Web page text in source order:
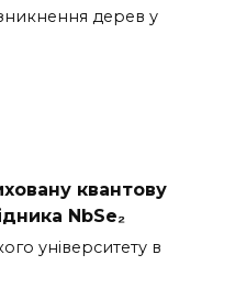
дерев у
квантову
NbSe₂
університету в